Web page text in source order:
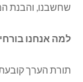
שחשבנו, והבנת
למה אנחנו